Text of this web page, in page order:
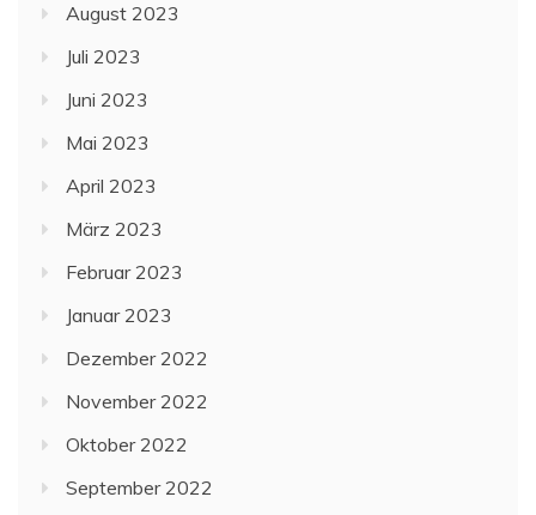
August 2023
Juli 2023
Juni 2023
Mai 2023
April 2023
März 2023
Februar 2023
Januar 2023
Dezember 2022
November 2022
Oktober 2022
September 2022